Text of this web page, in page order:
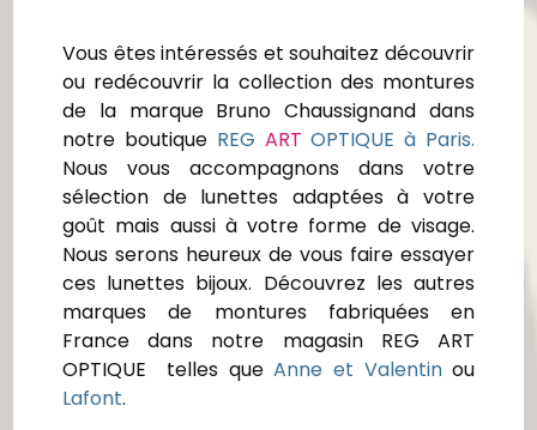
Vous êtes intéressés et souhaitez découvrir
ou redécouvrir la collection des montures
de la marque Bruno Chaussignand dans
notre boutique REG ART OPTIQUE à Paris.
Nous vous accompagnons dans votre
sélection de lunettes adaptées à votre
goût mais aussi à votre forme de visage.
Nous serons heureux de vous faire essayer
ces lunettes bijoux. Découvrez les autres
marques de montures fabriquées en
France dans notre magasin REG ART
OPTIQUE telles queAnne et Valentinou
Lafont.